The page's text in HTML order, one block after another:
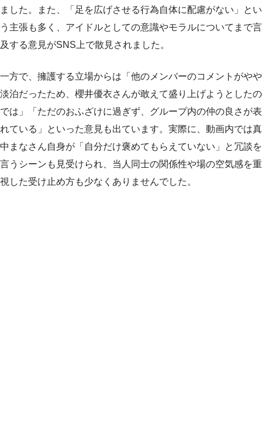
ました。また、「足を広げさせる行為自体に配慮がない」とい
う主張も多く、アイドルとしての意識やモラルについてまで言
及する意見がSNS上で散見されました。
一方で、擁護する立場からは「他のメンバーのコメントがやや
淡泊だったため、櫻井優衣さんが敢えて盛り上げようとしたの
では」「ただのおふざけに過ぎず、グループ内の仲の良さが表
れている」といった意見も出ています。実際に、動画内では真
中まなさん自身が「自分だけ褒めてもらえていない」と冗談を
言うシーンも見受けられ、当人同士の関係性や場の空気感を重
視した受け止め方も少なくありませんでした。